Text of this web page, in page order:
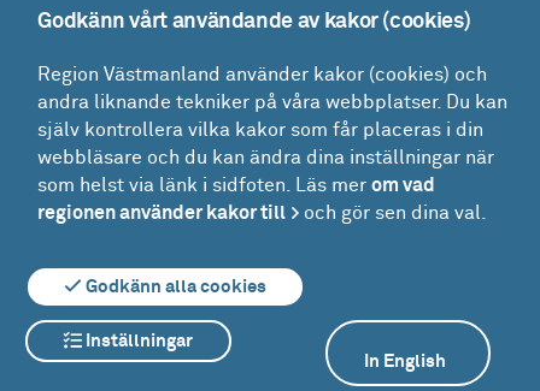
Glömt lösenordet?
Mina ärenden
Lokaler
Drift - felanmälan och beställning
Om webbplatsen Om kakor
Godkänn vårt användande av kakor (cookies)
Region Västmanland använder kakor (cookies) och
andra liknande tekniker på våra webbplatser. Du kan
själv kontrollera vilka kakor som får placeras i din
webbläsare och du kan ändra dina inställningar när
som helst via länk i sidfoten. Läs merom vad
regionen använder kakor till
och gör sen dina val.
Godkänn alla cookies
Inställningar
In English